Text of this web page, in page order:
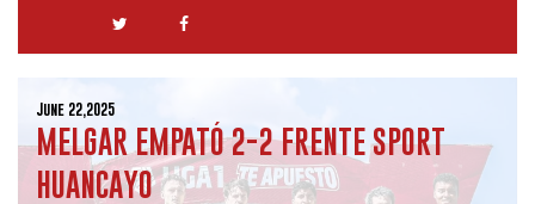
June 22,2025
MELGAR EMPATÓ 2-2 FRENTE SPORT
HUANCAYO